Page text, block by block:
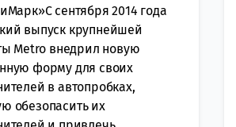
сентября 2014 года
выпуск крупнейшей
Metro внедрил новую
форму для своих
в автопробках,
обезопасить их